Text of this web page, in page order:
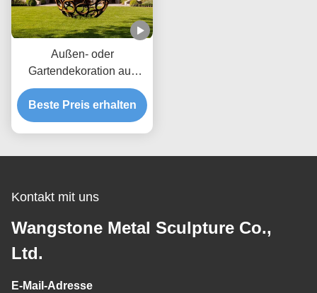
Außen- oder
Gartendekoration aus
Holzkugeln aus Corten
Stahl
Beste Preis erhalten
Kontakt mit uns
Wangstone Metal Sculpture Co.,
Ltd.
E-Mail-Adresse